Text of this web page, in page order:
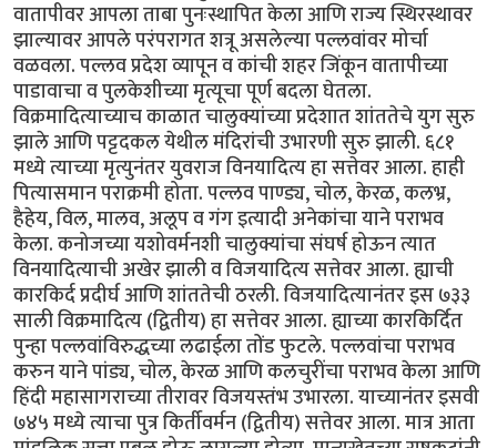
वातापीवर आपला ताबा पुनःस्थापित केला आणि राज्य स्थिरस्थावर
झाल्यावर आपले परंपरागत शत्रू असलेल्या पल्लवांवर मोर्चा
वळवला. पल्लव प्रदेश व्यापून व कांची शहर जिंकून वातापीच्या
पाडावाचा व पुलकेशीच्या मृत्यूचा पूर्ण बदला घेतला.
विक्रमादित्याच्याच काळात चालुक्यांच्या प्रदेशात शांततेचे युग सुरु
झाले आणि पट्टदकल येथील मंदिरांची उभारणी सुरु झाली. ६८१
मध्ये त्याच्या मृत्युनंतर युवराज विनयादित्य हा सत्तेवर आला. हाही
पित्यासमान पराक्रमी होता. पल्लव पाण्ड्य, चोल, केरळ, कलभ्र,
हैहेय, विल, मालव, अलूप व गंग इत्यादी अनेकांचा याने पराभव
केला. कनोजच्या यशोवर्मनशी चालुक्यांचा संघर्ष होऊन त्यात
विनयादित्याची अखेर झाली व विजयादित्य सत्तेवर आला. ह्याची
कारकिर्द प्रदीर्घ आणि शांततेची ठरली. विजयादित्यानंतर इस ७३३
साली विक्रमादित्य (द्वितीय) हा सत्तेवर आला. ह्याच्या कारकिर्दित
पुन्हा पल्लवांविरुद्धच्या लढाईला तोंड फुटले. पल्लवांचा पराभव
करुन याने पांड्य, चोल, केरळ आणि कलचुरींचा पराभव केला आणि
हिंदी महासागराच्या तीरावर विजयस्तंभ उभारला. याच्यानंतर इसवी
७४५ मध्ये त्याचा पुत्र किर्तीवर्मन (द्वितीय) सत्तेवर आला. मात्र आता